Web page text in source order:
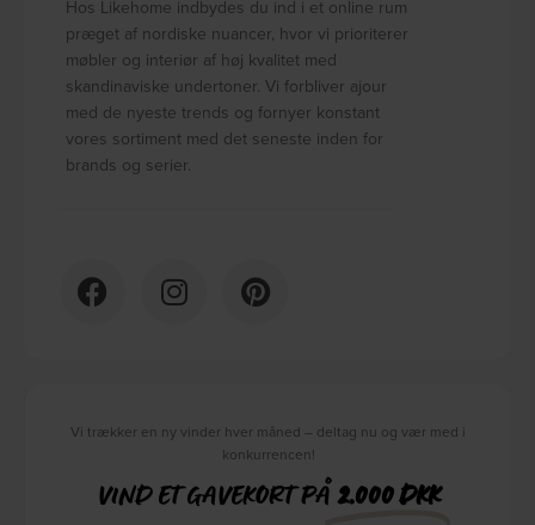
Hos Likehome indbydes du ind i et online rum
præget af nordiske nuancer, hvor vi prioriterer
møbler og interiør af høj kvalitet med
skandinaviske undertoner. Vi forbliver ajour
med de nyeste trends og fornyer konstant
vores sortiment med det seneste inden for
brands og serier.
Vi trækker en ny vinder hver måned – deltag nu og vær med i
konkurrencen!
VIND ET GAVEKORT PÅ2.000 DKK